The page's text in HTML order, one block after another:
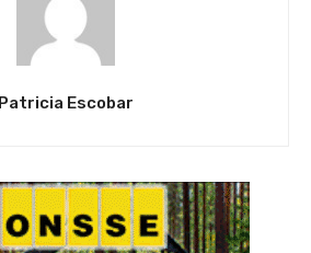
Patricia Escobar